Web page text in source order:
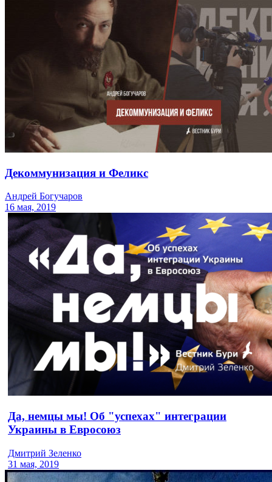
Декоммунизация и Феликс
Андрей Богучаров
16 мая, 2019
Да, немцы мы! Об "успехах" интеграции
Украины в Евросоюз
Дмитрий Зеленко
31 мая, 2019